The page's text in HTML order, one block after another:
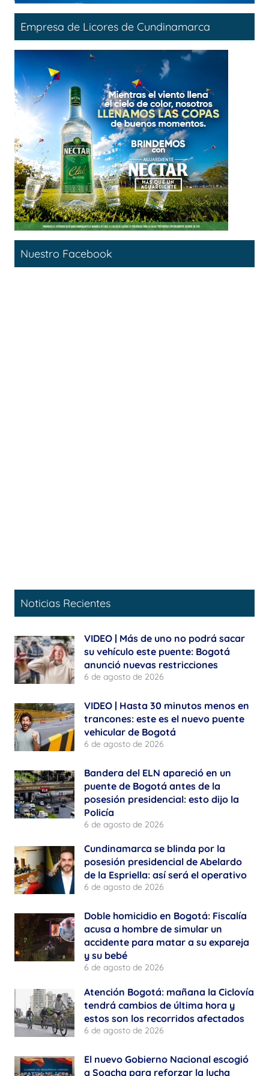
Empresa de Licores de Cundinamarca
Nuestro Facebook
Noticias Recientes
VIDEO | Más de uno no podrá sacar
su vehículo este puente: Bogotá
anunció nuevas restricciones
6 de agosto de 2026
VIDEO | Hasta 30 minutos menos en
trancones: este es el nuevo puente
vehicular de Bogotá
6 de agosto de 2026
Bandera del ELN apareció en un
puente de Bogotá antes de la
posesión presidencial: esto dijo la
Policía
6 de agosto de 2026
Cundinamarca se blinda por la
posesión presidencial de Abelardo
de la Espriella: así será el operativo
6 de agosto de 2026
Doble homicidio en Bogotá: Fiscalía
acusa a hombre de simular un
accidente para matar a su expareja
y su bebé
6 de agosto de 2026
Atención Bogotá: mañana la Ciclovía
tendrá cambios de última hora y
estos son los recorridos afectados
6 de agosto de 2026
El nuevo Gobierno Nacional escogió
a Soacha para reforzar la lucha